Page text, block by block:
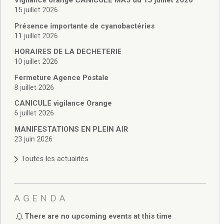
Règlement du conseil municipal
Délibérations 2025
Délibérations 2023
Délibérations 2022
Délibérations 2021
Délibérations 2020
Délibérations 2019
Délibérations 2018
Délibérations 2017
Délibérations 2016
Délibérations 2014
Délibérations 2012
Délibérations 2011
Délibérations 2009
15 juillet 2026
Présence importante de cyanobactéries
11 juillet 2026
HORAIRES DE LA DECHETERIE
10 juillet 2026
Fermeture Agence Postale
8 juillet 2026
CANICULE vigilance Orange
6 juillet 2026
MANIFESTATIONS EN PLEIN AIR
23 juin 2026
Toutes les actualités
AGENDA
There are no upcoming events at this time